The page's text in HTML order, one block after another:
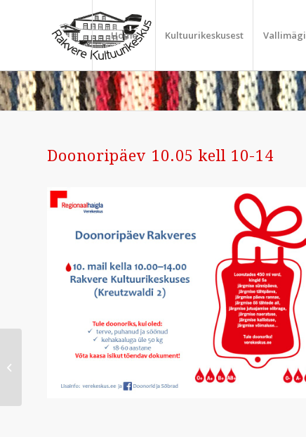
Home Kultuurikeskusest Vallimägi
Doonoripäev 10.05 kell 10-14
kontsert 13.05